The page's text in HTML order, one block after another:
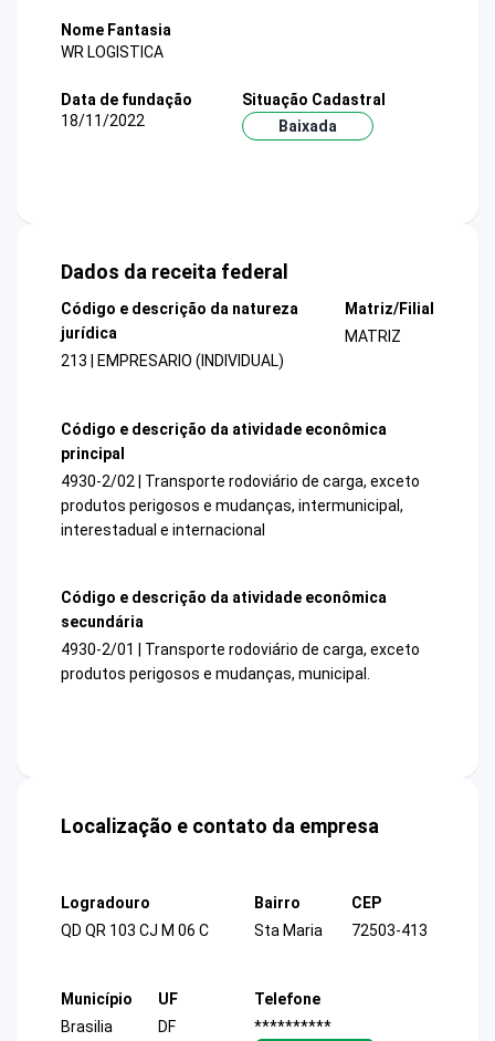
Nome Fantasia
WR LOGISTICA
Data de fundação
18/11/2022
Situação Cadastral
Baixada
Dados da receita federal
Código e descrição da natureza
jurídica
213 | EMPRESARIO (INDIVIDUAL)
Matriz/Filial
MATRIZ
Código e descrição da atividade econômica
principal
4930-2/02 | Transporte rodoviário de carga, exceto
produtos perigosos e mudanças, intermunicipal,
interestadual e internacional
Código e descrição da atividade econômica
secundária
4930-2/01 | Transporte rodoviário de carga, exceto
produtos perigosos e mudanças, municipal.
Localização e contato da empresa
Logradouro
QD QR 103 CJ M 06 C
Bairro
Sta Maria
CEP
72503-413
Município
Brasilia
UF
DF
Telefone
**********